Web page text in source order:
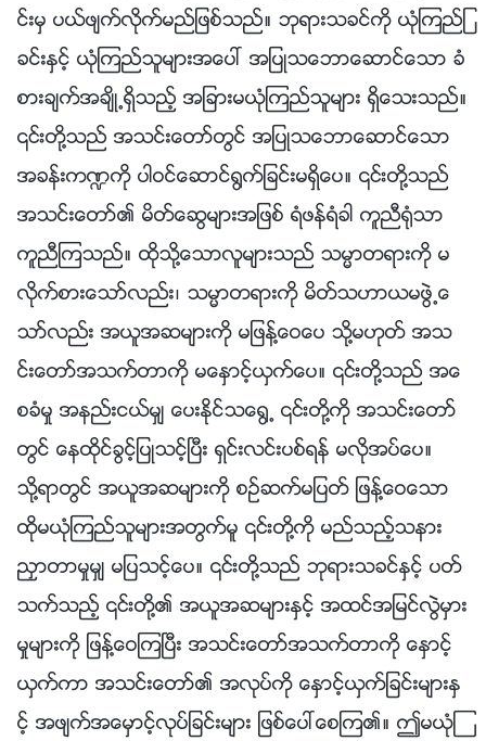
င္းမွ ပယ္ဖ်က္လိုက္မည္ျဖစ္သည္။ ဘုရားသခင္ကို ယုံၾကည္ျ
ခင္းႏွင့္ ယုံၾကည္သူမ်ားအေပၚ အျပဳသေဘာေဆာင္ေသာ ခံ
စားခ်က္အခ်ိဳ႕ရွိသည့္ အျခားမယုံၾကည္သူမ်ား ရွိေသးသည္။
၎တို႔သည္ အသင္းေတာ္တြင္ အျပဳသေဘာေဆာင္ေသာ
အခန္းက႑ကို ပါဝင္ေဆာင္႐ြက္ျခင္းမရွိေပ။ ၎တို႔သည္
အသင္းေတာ္၏ မိတ္ေဆြမ်ားအျဖစ္ ရံဖန္ရံခါ ကူညီ႐ုံသာ
ကူညီၾကသည္။ ထိုသို႔ေသာလူမ်ားသည္ သမၼာတရားကို မ
လိုက္စားေသာ္လည္း၊ သမၼာတရားကို မိတ္သဟာယမဖြဲ႕ေ
သာ္လည္း အယူအဆမ်ားကို မျဖန႔္ေဝေပ သို႔မဟုတ္ အသ
င္းေတာ္အသက္တာကို မေႏွာင့္ယွက္ေပ။ ၎တို႔သည္ အေ
စခံမႈ အနည္းငယ္မွ် ေပးႏိုင္သေ႐ြ႕ ၎တို႔ကို အသင္းေတာ္
တြင္ ေနထိုင္ခြင့္ျပဳသင့္ၿပီး ရွင္းလင္းပစ္ရန္ မလိုအပ္ေပ။
သို႔ရာတြင္ အယူအဆမ်ားကို စဥ္ဆက္မျပတ္ ျဖန႔္ေဝေသာ
ထိုမယုံၾကည္သူမ်ားအတြက္မူ ၎တို႔ကို မည္သည့္သနား
ညႇာတာမႈမွ် မျပသင့္ေပ။ ၎တို႔သည္ ဘုရားသခင္ႏွင့္ ပတ္
သက္သည့္ ၎တို႔၏ အယူအဆမ်ားႏွင့္ အထင္အျမင္လြဲမွား
မႈမ်ားကို ျဖန႔္ေဝၾကၿပီး အသင္းေတာ္အသက္တာကို ေႏွာင့္
ယွက္ကာ အသင္းေတာ္၏ အလုပ္ကို ေႏွာင့္ယွက္ျခင္းမ်ားႏွ
င့္ အဖ်က္အေမွာင့္လုပ္ျခင္းမ်ား ျဖစ္ေပၚေစၾက၏။ ဤမယုံၾ